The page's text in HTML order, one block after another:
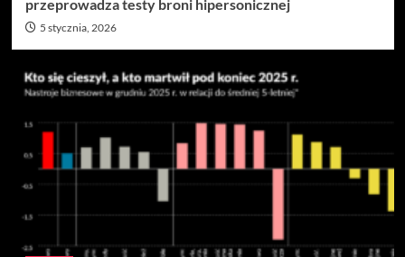
przeprowadza testy broni hipersonicznej
5 stycznia, 2026